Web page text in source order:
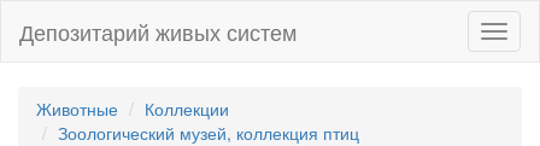
Депозитарий живых систем
Животные
Коллекции
Зоологический музей, коллекция птиц